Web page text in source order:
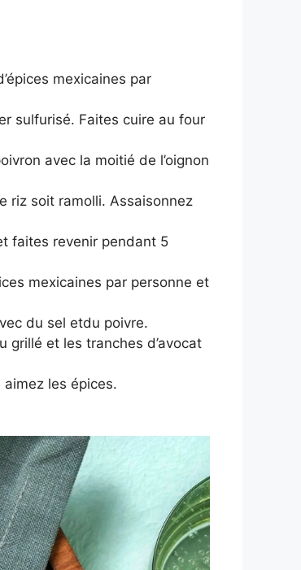
mexicaines par
sulfurisé. Faites cuire au four
avec la moitié de l’oignon
riz soit ramolli. Assaisonnez
faites revenir pendant 5
mexicaines par personne et
du sel etdu poivre.
et les tranches d’avocat
les épices.